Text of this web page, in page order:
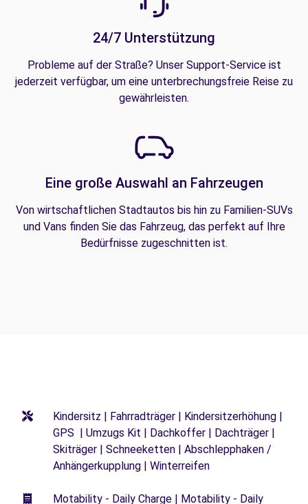
24/7 Unterstützung
Probleme auf der Straße? Unser Support-Service ist
jederzeit verfügbar, um eine unterbrechungsfreie Reise zu
gewährleisten.
Eine große Auswahl an Fahrzeugen
Von wirtschaftlichen Stadtautos bis hin zu Familien-SUVs
und Vans finden Sie das Fahrzeug, das perfekt auf Ihre
Bedürfnisse zugeschnitten ist.
Kindersitz | Fahrradträger | Kindersitzerhöhung |
GPS | Umzugs Kit | Dachkoffer | Dachträger |
Skiträger | Schneeketten | Abschlepphaken /
Anhängerkupplung | Winterreifen
Motability - Daily Charge | Motability - Daily